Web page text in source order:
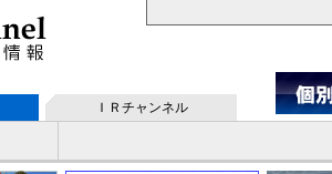
ＩＲチャンネル